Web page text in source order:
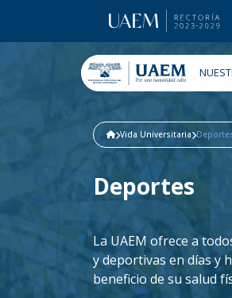
Vida Universitaria
Deportes
La UAEM ofrece a
y deportivas en días y
beneficio de su salud